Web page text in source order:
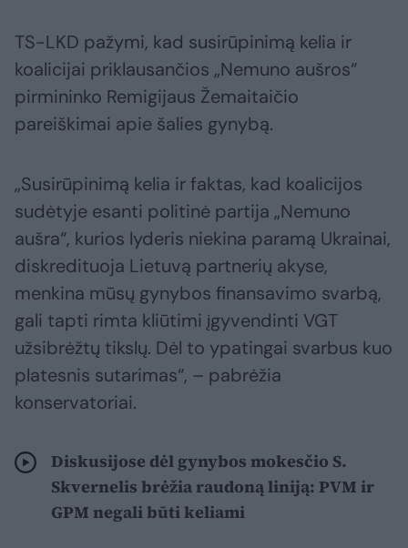
TS-LKD pažymi, kad susirūpinimą kelia ir
koalicijai priklausančios „Nemuno aušros“
pirmininko Remigijaus Žemaitaičio
pareiškimai apie šalies gynybą.
„Susirūpinimą kelia ir faktas, kad koalicijos
sudėtyje esanti politinė partija „Nemuno
aušra“, kurios lyderis niekina paramą Ukrainai,
diskredituoja Lietuvą partnerių akyse,
menkina mūsų gynybos finansavimo svarbą,
gali tapti rimta kliūtimi įgyvendinti VGT
užsibrėžtų tikslų. Dėl to ypatingai svarbus kuo
platesnis sutarimas“, – pabrėžia
konservatoriai.
Diskusijose dėl gynybos mokesčio S.
Skvernelis brėžia raudoną liniją: PVM ir
GPM negali būti keliami